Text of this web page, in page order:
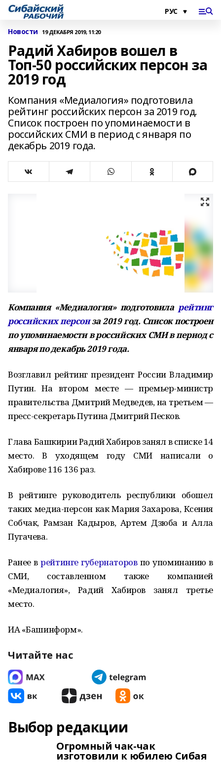
Новости 19 ДЕКАБРЯ 2019, 11:20
Радий Хабиров вошел в
Топ-50 российских персон за
2019 год
Компания «Медиалогия» подготовила
рейтинг российских персон за 2019 год.
Список построен по упоминаемости в
российских СМИ в период с января по
декабрь 2019 года.
Компания «Медиалогия» подготовиларейтинг
российских персонза 2019 год. Список построен
по упоминаемости в российских СМИ в период с
января по декабрь 2019 года.
Возглавил рейтинг президент России Владимир
Путин. На втором месте — премьер-министр
правительства Дмитрий Медведев, на третьем —
пресс-секретарь Путина Дмитрий Песков.
Глава Башкирии Радий Хабиров занял в списке 14
место. В уходящем году СМИ написали о
Хабирове 116 136 раз.
В рейтинге руководитель республики обошел
таких медиа-персон как Мария Захарова, Ксения
Собчак, Рамзан Кадыров, Артем Дзюба и Алла
Пугачева.
Ранее врейтинге губернаторовпо упоминанию в
СМИ, составленном также компанией
«Медиалогия», Радий Хабиров занял третье
место.
ИА «Башинформ».
Читайте нас
Выбор редакции
Огромный чак-чак
изготовили к юбилею Сибая